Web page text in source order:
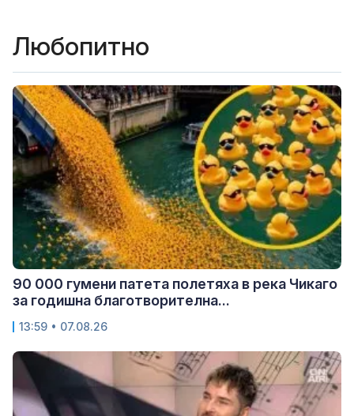
Любопитно
90 000 гумени патета полетяха в река Чикаго
за годишна благотворителна...
13:59 • 07.08.26